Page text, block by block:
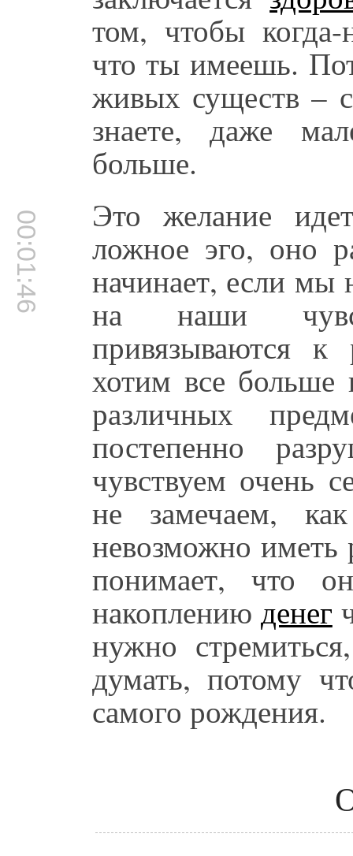
том, чтобы когда-
что ты имеешь.
живых существ –
знаете, даже
больше.
00:01:46 Это желание
ложное эго, оно
начинает, если мы
на наши
привязываются
хотим все
различных
постепенно
чувствуем очень
не замечаем,
невозможно иметь
понимает, что
накоплению денег
нужно
думать, потому
самого рождения.